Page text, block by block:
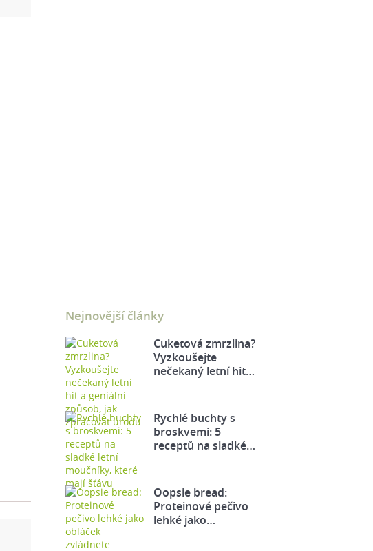
Nejnovější články
Cuketová zmrzlina?
Vyzkoušejte
nečekaný letní hit…
Rychlé buchty s
broskvemi: 5
receptů na sladké…
Oopsie bread:
Proteinové pečivo
lehké jako…